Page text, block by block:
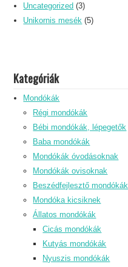
Uncategorized (3)
Unikornis mesék (5)
Kategóriák
Mondókák
Régi mondókák
Bébi mondókák, lépegetők
Baba mondókák
Mondókák óvodásoknak
Mondókák ovisoknak
Beszédfejlesztő mondókák
Mondóka kicsiknek
Állatos mondókák
Cicás mondókák
Kutyás mondókák
Nyuszis mondókák